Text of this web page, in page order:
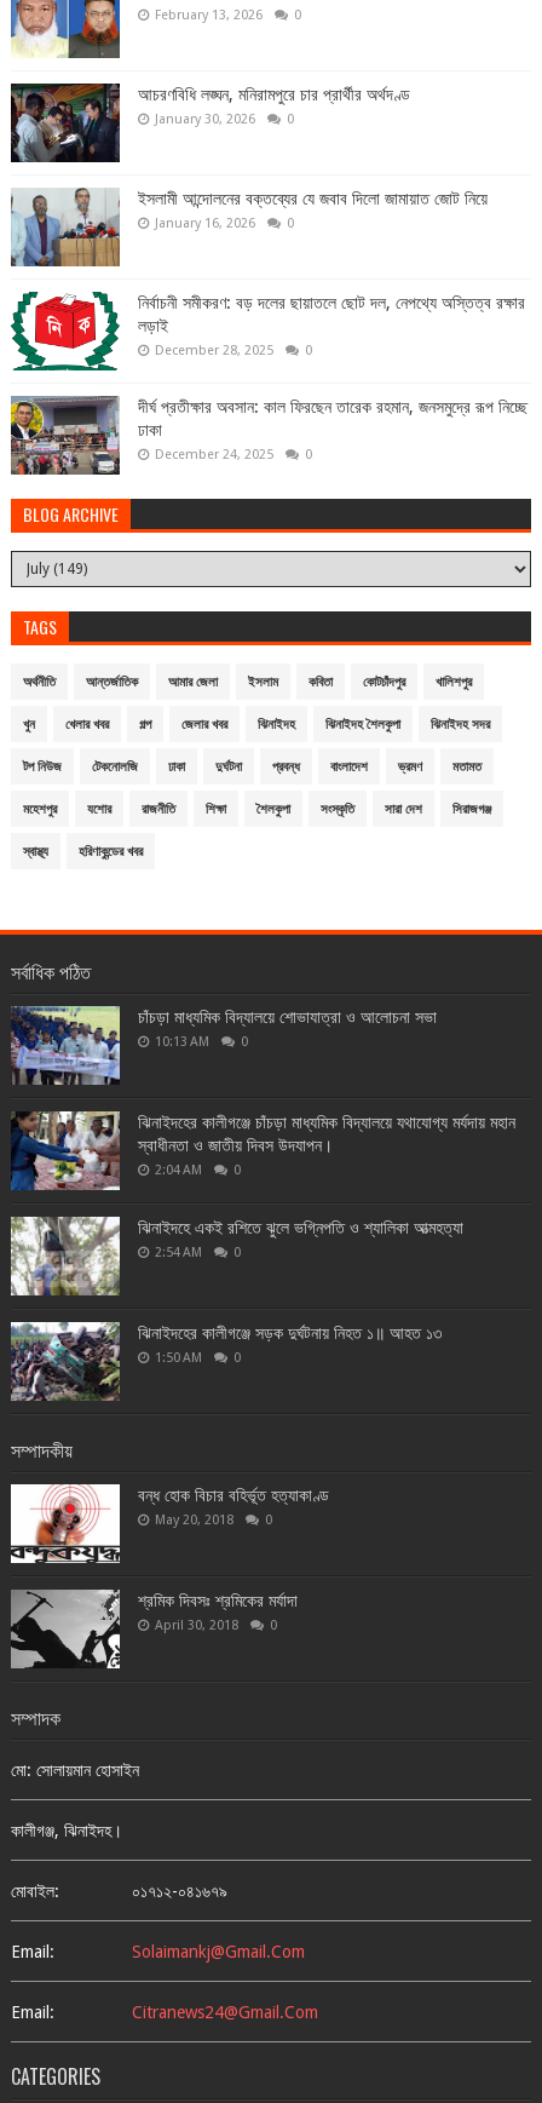
February 13, 2026 0
আচরণবিধি লঙ্ঘন, মনিরামপুরে চার প্রার্থীর অর্থদণ্ড
January 30, 2026 0
ইসলামী আন্দোলনের বক্তব্যের যে জবাব দিলো জামায়াত জোট নিয়ে
January 16, 2026 0
নির্বাচনী সমীকরণ: বড় দলের ছায়াতলে ছোট দল, নেপথ্যে অস্তিত্ব রক্ষার
লড়াই
December 28, 2025 0
দীর্ঘ প্রতীক্ষার অবসান: কাল ফিরছেন তারেক রহমান, জনসমুদ্রে রূপ নিচ্ছে
ঢাকা
December 24, 2025 0
BLOG ARCHIVE
TAGS
অর্থনীতি আন্তর্জাতিক আমার জেলা ইসলাম কবিতা কোটচাঁদপুর খালিশপুর
খুন খেলার খবর গল্প জেলার খবর ঝিনাইদহ ঝিনাইদহ শৈলকুপা ঝিনাইদহ সদর
টপ নিউজ টেকনোলজি ঢাকা দুর্ঘটনা প্রবন্ধ বাংলাদেশ ভ্রমণ মতামত
মহেশপুর যশোর রাজনীতি শিক্ষা শৈলকুপা সংস্কৃতি সারা দেশ সিরাজগঞ্জ
স্বাস্থ্য হরিণাকুন্ডের খবর
সর্বাধিক পঠিত
চাঁচড়া মাধ্যমিক বিদ্যালয়ে শোভাযাত্রা ও আলোচনা সভা
10:13 AM 0
ঝিনাইদহের কালীগঞ্জে চাঁচড়া মাধ্যমিক বিদ্যালয়ে যথাযোগ্য মর্যদায় মহান
স্বাধীনতা ও জাতীয় দিবস উদযাপন।
2:04 AM 0
ঝিনাইদহে একই রশিতে ঝুলে ভগ্নিপতি ও শ্যালিকা আত্মহত্যা
2:54 AM 0
ঝিনাইদহের কালীগঞ্জে সড়ক দুর্ঘটনায় নিহত ১॥ আহত ১৩
1:50 AM 0
সম্পাদকীয়
বন্ধ হোক বিচার বহির্ভূত হত্যাকাণ্ড
May 20, 2018 0
শ্রমিক দিবসঃ শ্রমিকের মর্যাদা
April 30, 2018 0
সম্পাদক
মো: সোলায়মান হোসাইন
কালীগঞ্জ, ঝিনাইদহ।
মোবাইল: ০১৭১২-০৪১৬৭৯
Email: Solaimankj@gmail.com
Email: Citranews24@gmail.com
CATEGORIES